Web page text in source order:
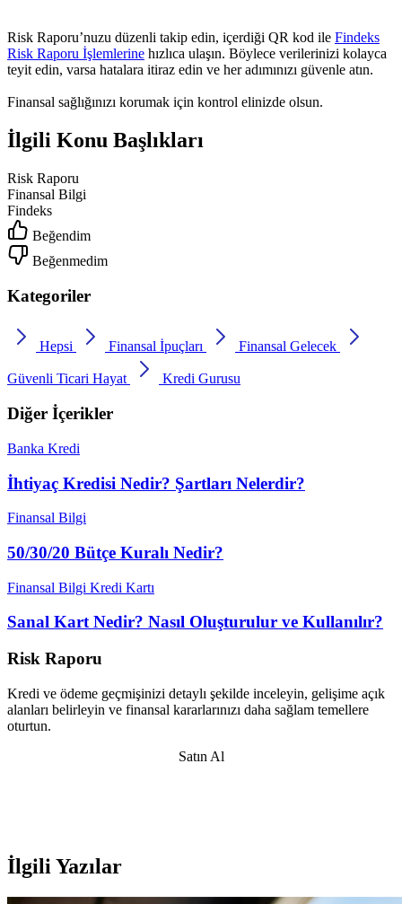
Risk Raporu’nuzu düzenli takip edin, içerdiği QR kod ile Findeks
Risk Raporu İşlemlerine hızlıca ulaşın. Böylece verilerinizi kolayca
teyit edin, varsa hatalara itiraz edin ve her adımınızı güvenle atın.
Finansal sağlığınızı korumak için kontrol elinizde olsun.
İlgili Konu Başlıkları
Risk Raporu
Finansal Bilgi
Findeks
Beğendim
Beğenmedim
Kategoriler
Hepsi Finansal İpuçları Finansal Gelecek
Güvenli Ticari Hayat Kredi Gurusu
Diğer İçerikler
Banka Kredi
İhtiyaç Kredisi Nedir? Şartları Nelerdir?
Finansal Bilgi
50/30/20 Bütçe Kuralı Nedir?
Finansal Bilgi Kredi Kartı
Sanal Kart Nedir? Nasıl Oluşturulur ve Kullanılır?
Risk Raporu
Kredi ve ödeme geçmişinizi detaylı şekilde inceleyin, gelişime açık
alanları belirleyin ve finansal kararlarınızı daha sağlam temellere
oturtun.
Satın Al
İlgili Yazılar